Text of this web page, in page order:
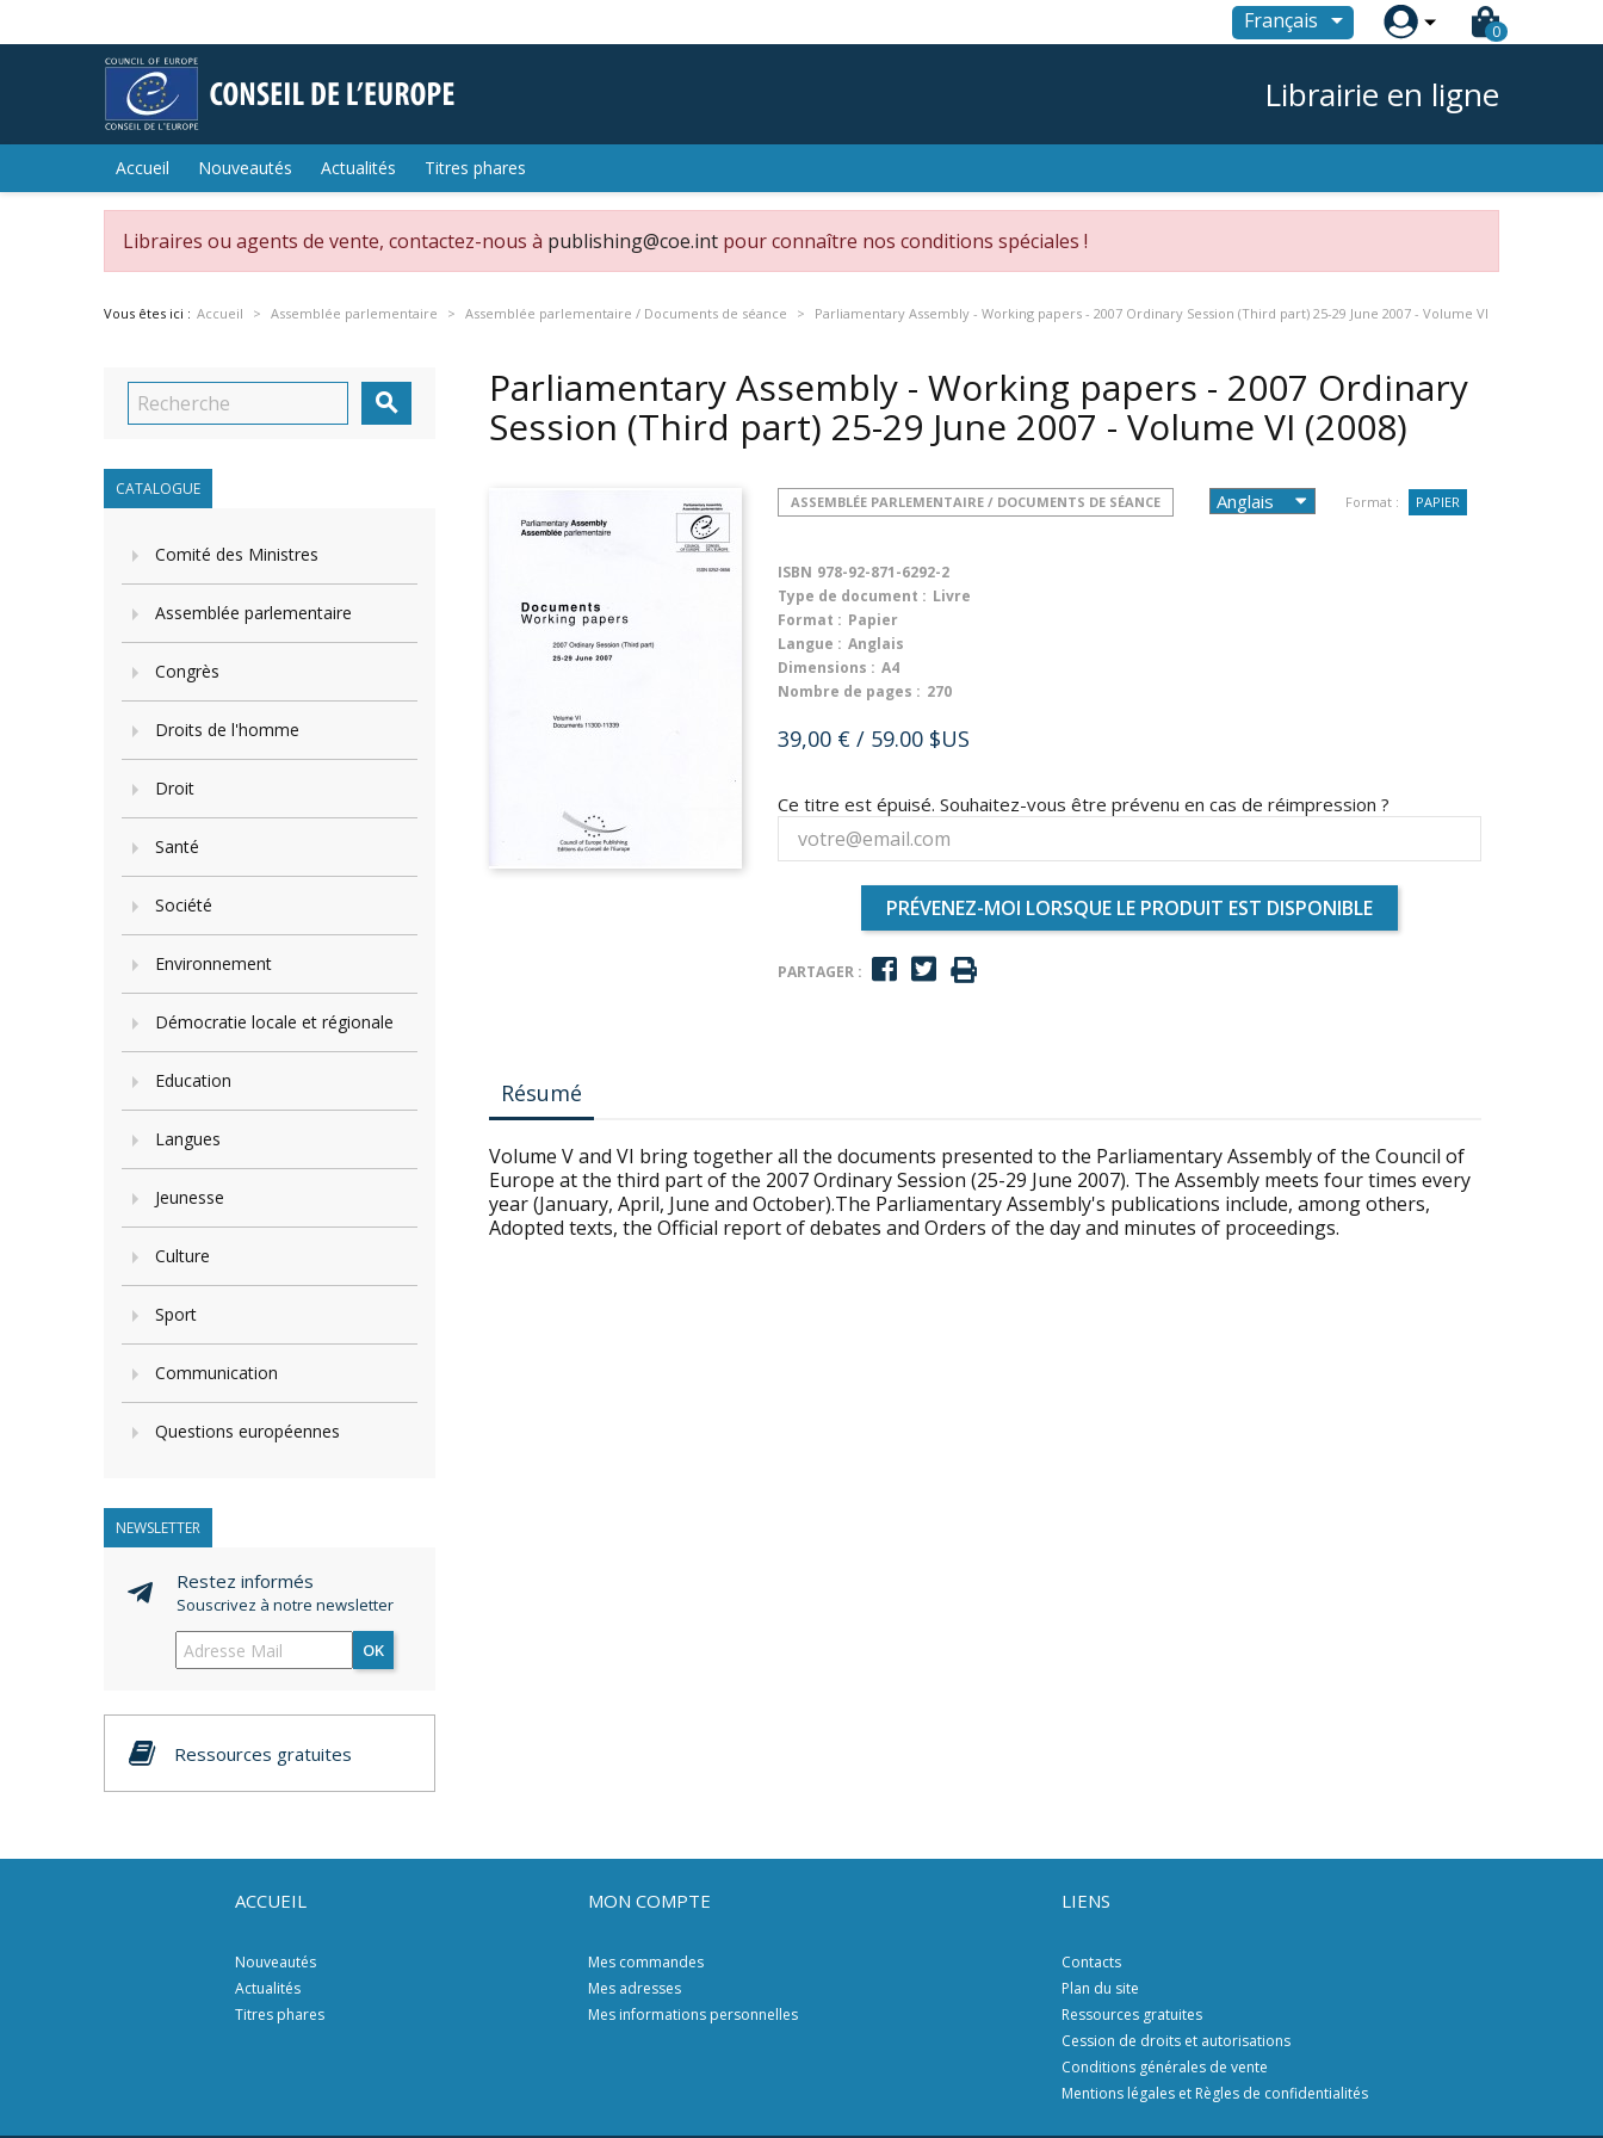
Français  0
Librairie en ligne
Accueil Nouveautés Actualités Titres phares
Libraires ou agents de vente, contactez-nous à publishing@coe.int pour connaître nos conditions spéciales !
Vous êtes ici : Accueil Assemblée parlementaire Assemblée parlementaire / Documents de séance Parliamentary Assembly - Working papers - 2007 Ordinary Session (Third part) 25-29 June 2007 - Volume VI

CATALOGUE
Comité des Ministres
Assemblée parlementaire
Congrès
Droits de l'homme
Droit
Santé
Société
Environnement
Démocratie locale et régionale
Education
Langues
Jeunesse
Culture
Sport
Communication
Questions européennes
NEWSLETTER
Restez informés
Souscrivez à notre newsletter
OK
Ressources gratuites
Parliamentary Assembly - Working papers - 2007 Ordinary
Session (Third part) 25-29 June 2007 - Volume VI (2008)
ASSEMBLÉE PARLEMENTAIRE / DOCUMENTS DE SÉANCE Format : PAPIER
ISBN 978-92-871-6292-2
Type de document : Livre
Format : Papier
Langue : Anglais
Dimensions : A4
Nombre de pages : 270
39,00 € / 59.00 $US
Ce titre est épuisé. Souhaitez-vous être prévenu en cas de réimpression ?
PRÉVENEZ-MOI LORSQUE LE PRODUIT EST DISPONIBLE
PARTAGER :
Résumé
Volume V and VI bring together all the documents presented to the Parliamentary Assembly of the Council of
Europe at the third part of the 2007 Ordinary Session (25-29 June 2007). The Assembly meets four times every
year (January, April, June and October).The Parliamentary Assembly's publications include, among others,
Adopted texts, the Official report of debates and Orders of the day and minutes of proceedings.
ACCUEIL
Nouveautés
Actualités
Titres phares
MON COMPTE
Mes commandes
Mes adresses
Mes informations personnelles
LIENS
Contacts
Plan du site
Ressources gratuites
Cession de droits et autorisations
Conditions générales de vente
Mentions légales et Règles de confidentialités